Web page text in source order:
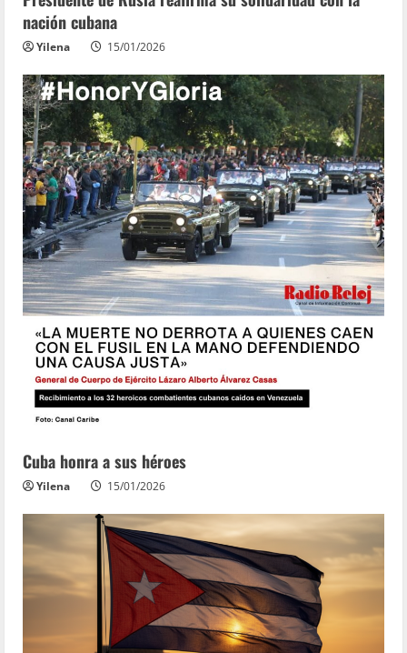
nación cubana
Yilena 15/01/2026
Cuba honra a sus héroes
Yilena 15/01/2026